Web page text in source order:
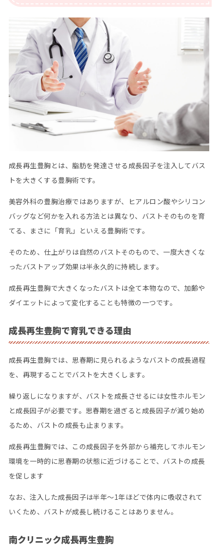
成長再生豊胸とは、脂肪を発達させる成長因子を注入してバス
トを大きくする豊胸術です。
美容外科の豊胸治療ではありますが、ヒアルロン酸やシリコン
バッグなど何かを入れる方法とは異なり、バストそのものを育
てる、まさに「育乳」といえる豊胸術です。
そのため、仕上がりは自然のバストそのもので、一度大きくな
ったバストアップ効果は半永久的に持続します。
成長再生豊胸で大きくなったバストは全て本物なので、加齢や
ダイエットによって変化することも特徴の一つです。
成長再生豊胸で育乳できる理由
成長再生豊胸では、思春期に見られるようなバストの成長過程
を、再現することでバストを大きくします。
繰り返しになりますが、バストを成長させるには女性ホルモン
と成長因子が必要です。思春期を過ぎると成長因子が減り始め
るため、バストの成長も止まります。
成長再生豊胸では、この成長因子を外部から補充してホルモン
環境を一時的に思春期の状態に近づけることで、バストの成長
を促します
なお、注入した成長因子は半年〜1年ほどで体内に吸収されて
いくため、バストが成長し続けることはありません。
南クリニック成長再生豊胸